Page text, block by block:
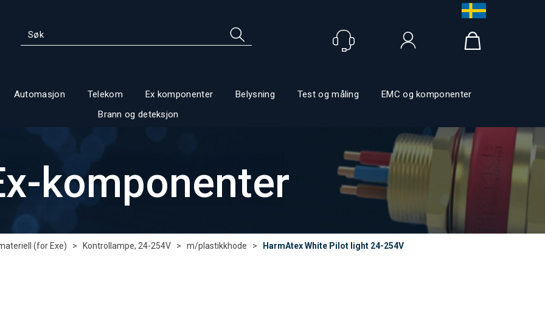
Automasjon Telekom Ex komponenter Belysning Test og måling
EMC og komponenter
Brann og deteksjon
komponenter
(for Exe) > Kontrollampe, 24-254V > m/plastikkhode > HarmAtex White Pilot light 24-254V